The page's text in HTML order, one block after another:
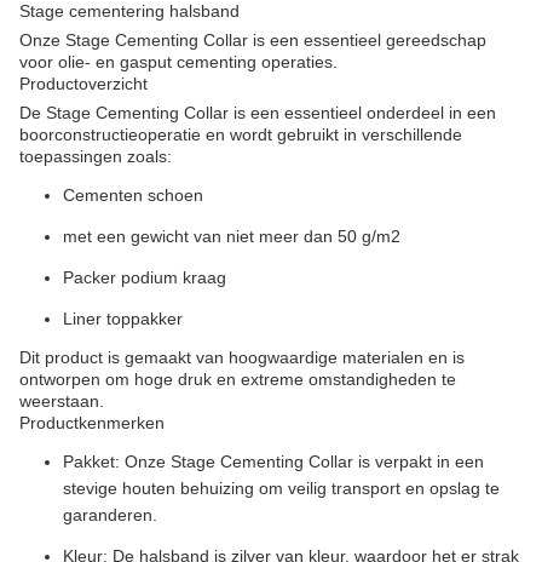
Stage cementering halsband
Onze Stage Cementing Collar is een essentieel gereedschap
voor olie- en gasput cementing operaties.
Productoverzicht
De Stage Cementing Collar is een essentieel onderdeel in een
boorconstructieoperatie en wordt gebruikt in verschillende
toepassingen zoals:
Cementen schoen
met een gewicht van niet meer dan 50 g/m2
Packer podium kraag
Liner toppakker
Dit product is gemaakt van hoogwaardige materialen en is
ontworpen om hoge druk en extreme omstandigheden te
weerstaan.
Productkenmerken
Pakket: Onze Stage Cementing Collar is verpakt in een
stevige houten behuizing om veilig transport en opslag te
garanderen.
Kleur: De halsband is zilver van kleur, waardoor het er strak